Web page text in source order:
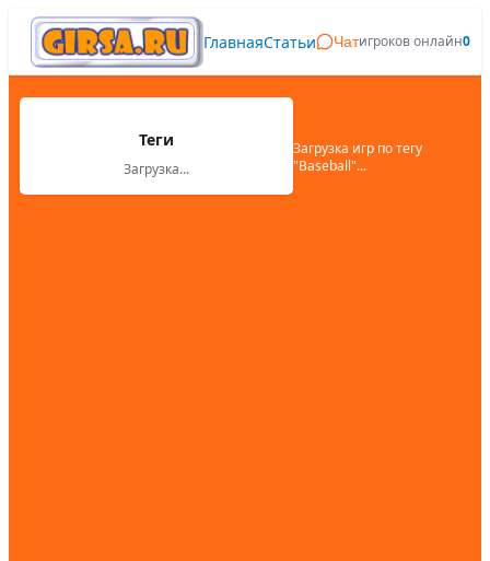
ГлавнаяСтатьи Чатигроков онлайн0
Теги
Загрузка...
Загрузка игр по тегу
"Baseball"...